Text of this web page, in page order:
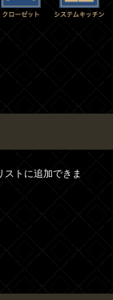
トに追加できま